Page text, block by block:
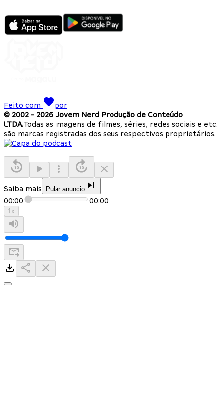
Feito com
por
© 2002 - 2026 Jovem Nerd Produção de Conteúdo
LTDA.Todas as imagens de filmes, séries, redes sociais e etc.
são marcas registradas dos seus respectivos proprietários.
Saiba mais Pular anuncio
00:00 00:00
1x